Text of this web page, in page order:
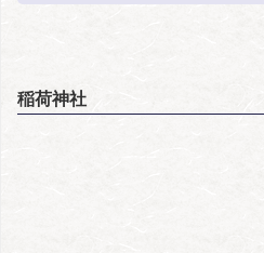
稲荷神社